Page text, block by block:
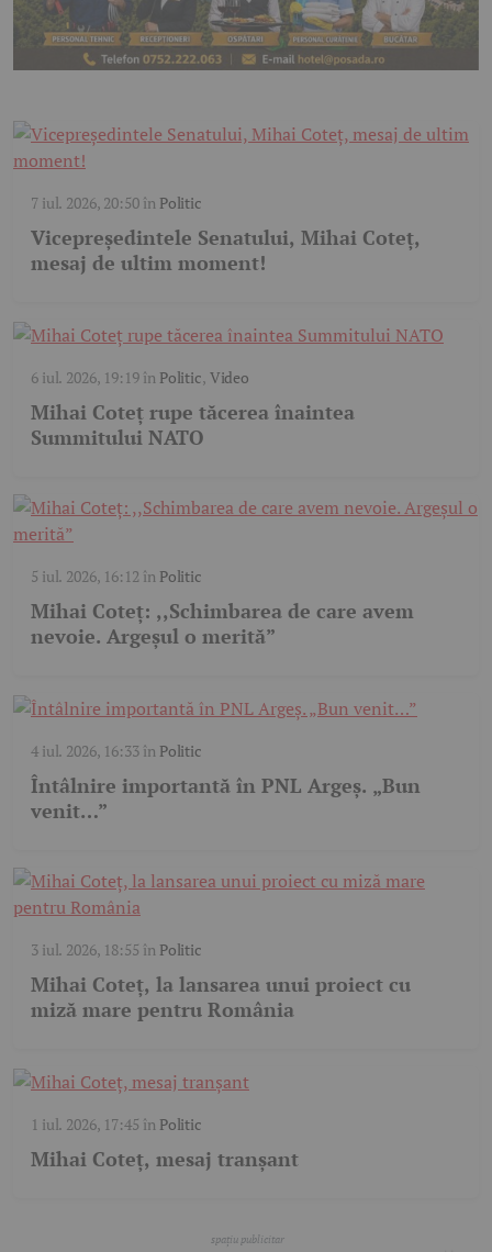
7 iul. 2026, 20:50în Politic
Vicepreședintele Senatului, Mihai Coteț,
mesaj de ultim moment!
6 iul. 2026, 19:19în Politic, Video
Mihai Coteț rupe tăcerea înaintea
Summitului NATO
5 iul. 2026, 16:12 în Politic
Mihai Coteț: ,,Schimbarea de care avem
nevoie. Argeșul o merită”
4 iul. 2026, 16:33în Politic
Întâlnire importantă în PNL Argeș. „Bun
venit…”
3 iul. 2026, 18:55 în Politic
Mihai Coteț, la lansarea unui proiect cu
miză mare pentru România
1 iul. 2026, 17:45 în Politic
Mihai Coteț, mesaj tranșant